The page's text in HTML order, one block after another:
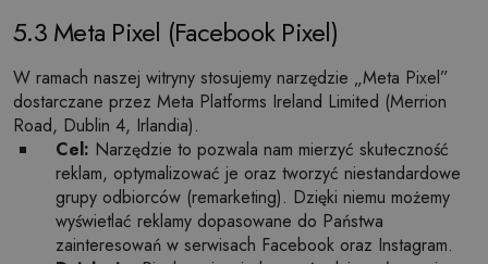
5.3 Meta Pixel (Facebook Pixel)
W ramach naszej witryny stosujemy narzędzie „Meta Pixel”
dostarczane przez Meta Platforms Ireland Limited (Merrion
Road, Dublin 4, Irlandia).
Cel: Narzędzie to pozwala nam mierzyć skuteczność
reklam, optymalizować je oraz tworzyć niestandardowe
grupy odbiorców (remarketing). Dzięki niemu możemy
wyświetlać reklamy dopasowane do Państwa
zainteresowań w serwisach Facebook oraz Instagram.